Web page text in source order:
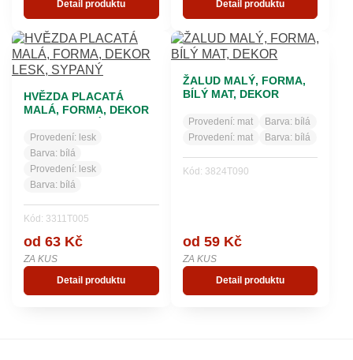
Detail produktu
Detail produktu
HVĚZDA PLACATÁ
MALÁ, FORMA, DEKOR
Provedení: lesk
Barva: bílá
Provedení: lesk
Barva: bílá
Kód: 3311T005
od 63 Kč
ZA KUS
Detail produktu
ŽALUD MALÝ, FORMA,
BÍLÝ MAT, DEKOR
Provedení: mat Barva: bílá
Provedení: mat Barva: bílá
Kód: 3824T090
od 59 Kč
ZA KUS
Detail produktu